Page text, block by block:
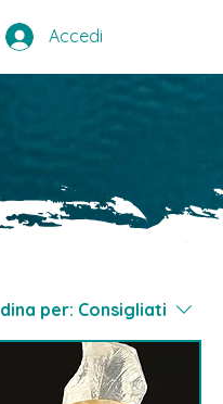
Accedi
per: Consigliati